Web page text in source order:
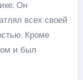
Он
всех своей
Кроме
и был